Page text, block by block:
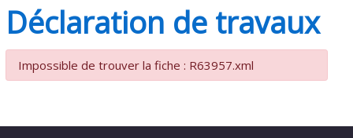
Déclaration de travaux
Impossible de trouver la fiche : R63957.xml